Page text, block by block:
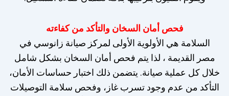
فحص أمان السخان والتأكد من كفاءته
السلامة هي الأولوية الأولى لمركز صيانة زانوسي في
مصر القديمة ، لذا يتم فحص أمان السخان بشكل شامل
خلال كل عملية صيانة. يتضمن ذلك اختبار حساسات الأمان،
التأكد من عدم وجود تسرب غاز، وفحص سلامة التوصيلات